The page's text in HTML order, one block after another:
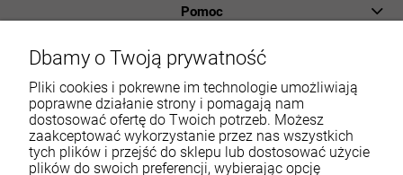
Pomoc
Płatności i dostawa
Informacje
O nas
Moje konto
Dbamy o Twoją prywatność
Pliki cookies i pokrewne im technologie umożliwiają
poprawne działanie strony i pomagają nam
dostosować ofertę do Twoich potrzeb. Możesz
zaakceptować wykorzystanie przez nas wszystkich
tych plików i przejść do sklepu lub dostosować użycie
plików do swoich preferencji, wybierając opcję